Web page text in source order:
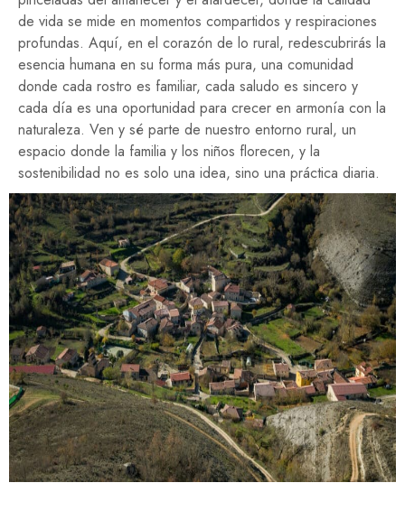
de vida se mide en momentos compartidos y respiraciones
profundas. Aquí, en el corazón de lo rural, redescubrirás la
esencia humana en su forma más pura, una comunidad
donde cada rostro es familiar, cada saludo es sincero y
cada día es una oportunidad para crecer en armonía con la
naturaleza. Ven y sé parte de nuestro entorno rural, un
espacio donde la familia y los niños florecen, y la
sostenibilidad no es solo una idea, sino una práctica diaria.